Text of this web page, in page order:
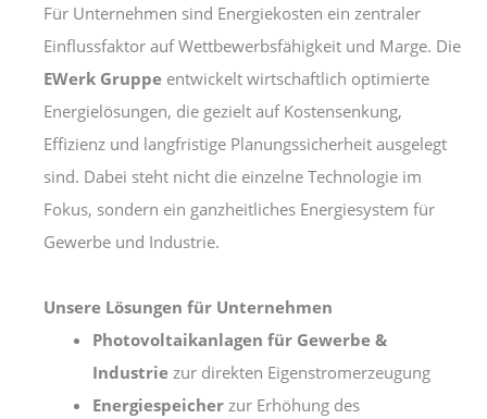
Für Unternehmen sind Energiekosten ein zentraler
Einflussfaktor auf Wettbewerbsfähigkeit und Marge. Die
EWerk Gruppe entwickelt wirtschaftlich optimierte
Energielösungen, die gezielt auf Kostensenkung,
Effizienz und langfristige Planungssicherheit ausgelegt
sind. Dabei steht nicht die einzelne Technologie im
Fokus, sondern ein ganzheitliches Energiesystem für
Gewerbe und Industrie.
Unsere Lösungen für Unternehmen
Photovoltaikanlagen für Gewerbe &
Industrie zur direkten Eigenstromerzeugung
Energiespeicher zur Erhöhung des